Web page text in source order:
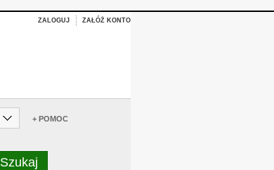
ZALOGUJ ZAŁÓŻ KONTO
+ POMOC